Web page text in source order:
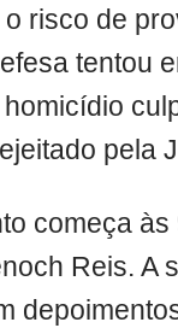
risco de
tentou
pela
começa às
Reis. A